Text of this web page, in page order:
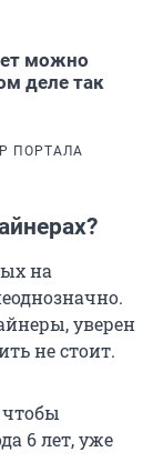
можно
деле так
ПОРТАЛА
на
уверен
не стоит.
6 лет, уже